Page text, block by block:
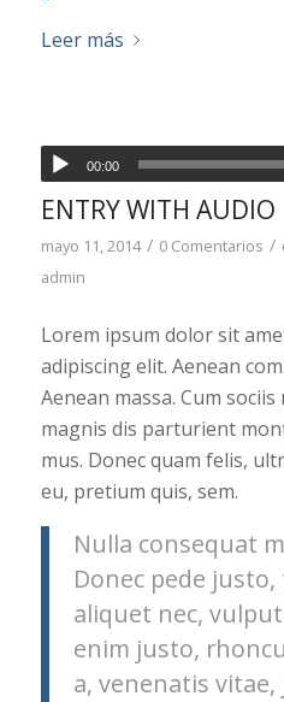
Leer más
Reproductor
audio
00:00
ENTRY WITH AUDIO
mayo 11, 2014 / 0 Comentarios /
admin
Lorem ipsum dolor sit
adipiscing elit. Aenean
Aenean massa. Cum
magnis dis parturient
mus. Donec quam felis,
eu, pretium quis, sem.
Nulla consequat
Donec pede
aliquet nec,
enim justo,
a, venenatis